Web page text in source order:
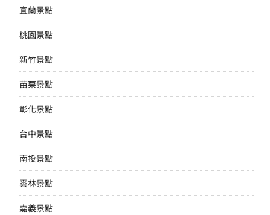
宜蘭景點
桃園景點
新竹景點
苗栗景點
彰化景點
台中景點
南投景點
雲林景點
嘉義景點